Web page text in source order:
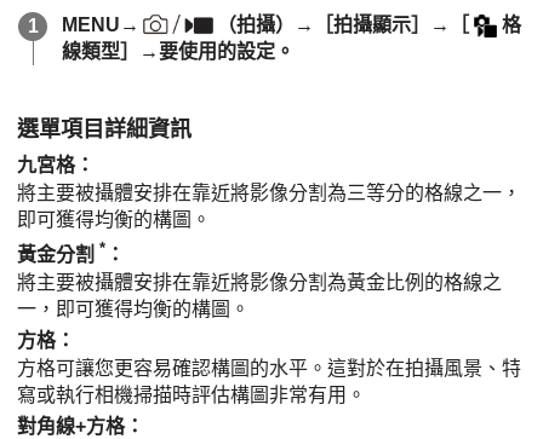
MENU → （拍攝）→ ［拍攝顯示］ →
格
線類型］
→要使用的設定。
選單項目詳細資訊
九宮格：
將主要被攝體安排在靠近將影像分割為三等分的格線之一，
即可獲得均衡的構圖。
黃金分割 * ：
將主要被攝體安排在靠近將影像分割為黃金比例的格線之
一，即可獲得均衡的構圖。
方格：
方格可讓您更容易確認構圖的水平。這對於在拍攝風景、特
寫或執行相機掃描時評估構圖非常有用。
對角線+方格：